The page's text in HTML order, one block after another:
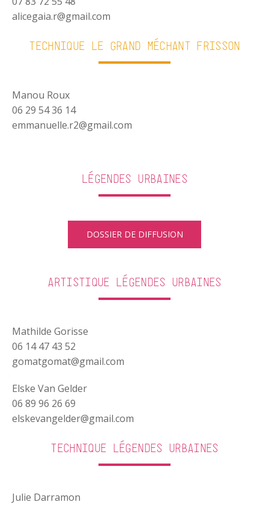
alicegaia.r@gmail.com
Technique Le Grand Méchant Frisson
Manou Roux
06 29 54 36 14
emmanuelle.r2@gmail.com
Légendes Urbaines
DOSSIER DE DIFFUSION
Artistique Légendes Urbaines
Mathilde Gorisse
06 14 47 43 52
gomatgomat@gmail.com
Elske Van Gelder
06 89 96 26 69
elskevangelder@gmail.com
Technique Légendes Urbaines
Julie Darramon